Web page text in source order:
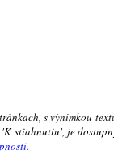
s výnimkou
stiahnutiu', je